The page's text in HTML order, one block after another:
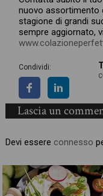
nuovo assortimento
stagione di grandi
sempre aggiornato,
Condividi:
Lascia un
Devi essere connesso